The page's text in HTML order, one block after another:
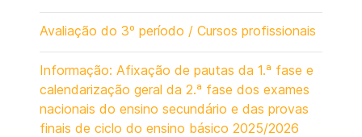
Avaliação do 3º período / Cursos profissionais
Informação: Afixação de pautas da 1.ª fase e
calendarização geral da 2.ª fase dos exames
nacionais do ensino secundário e das provas
finais de ciclo do ensino básico 2025/2026